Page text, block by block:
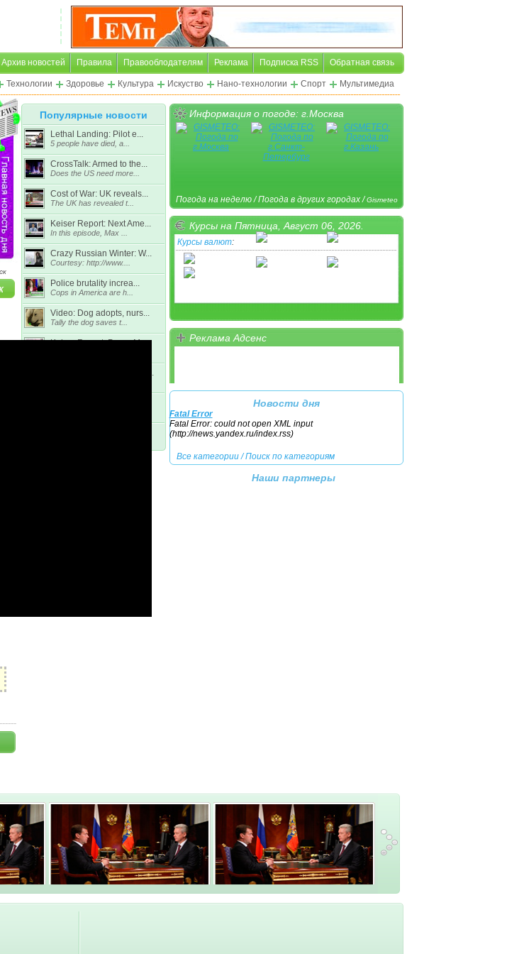
Архив новостей Правила Правооблодателям Реклама Подписка RSS Обратная связь
Технологии Здоровье Культура Искуство Нано-технологии Спорт Мультимедиа
Популярные новости
Lethal Landing: Pilot e...
5 people have died, a...
CrossTalk: Armed to the...
Does the US need more...
Cost of War: UK reveals...
The UK has revealed t...
Keiser Report: Next Ame...
In this episode, Max ...
Crazy Russian Winter: W...
Courtesy: http://www....
Police brutality increa...
Cops in America are h...
Video: Dog adopts, nurs...
Tally the dog saves t...
Keiser Report: Paper Mo...
Busby: Enriched uranium...
Информация о погоде: г.Москва
Погода на неделю/Погода в других городах/Gismeteo
Курсы на Пятница, Август 06, 2026.
Курсы валют:
Реклама Адсенс
Новости дня
Fatal Error
Fatal Error: could not open XML input
(http://news.yandex.ru/index.rss)
Все категории/Поиск по категориям
Наши партнеры